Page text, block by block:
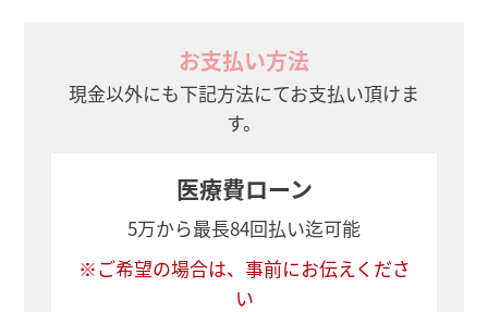
お支払い方法
現金以外にも下記方法にてお支払い頂けま
す。
医療費ローン
5万から最長84回払い迄可能
※ご希望の場合は、事前にお伝えくださ
い